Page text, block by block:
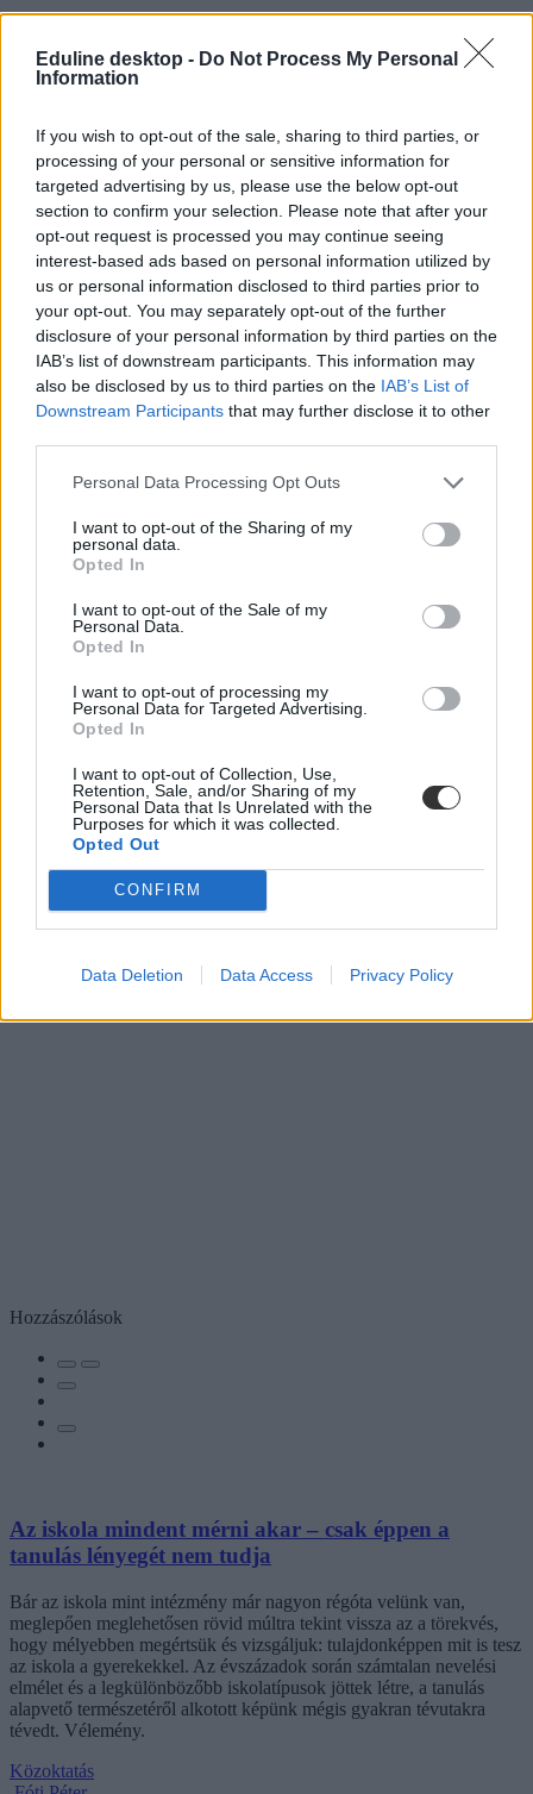
Eduline desktop - Do Not Process My Personal
Information
If you wish to opt-out of the sale, sharing to third parties, or
processing of your personal or sensitive information for
targeted advertising by us, please use the below opt-out
section to confirm your selection. Please note that after your
opt-out request is processed you may continue seeing
interest-based ads based on personal information utilized by
us or personal information disclosed to third parties prior to
your opt-out. You may separately opt-out of the further
disclosure of your personal information by third parties on the
IAB’s list of downstream participants. This information may
also be disclosed by us to third parties on the IAB’s List of
Downstream Participants that may further disclose it to other
Personal Data Processing Opt Outs
I want to opt-out of the Sharing of my
personal data.
Opted In
I want to opt-out of the Sale of my
Personal Data.
Opted In
I want to opt-out of processing my
Personal Data for Targeted Advertising.
Opted In
I want to opt-out of Collection, Use,
Retention, Sale, and/or Sharing of my
Personal Data that Is Unrelated with the
Purposes for which it was collected.
Opted Out
CONFIRM
Data Deletion Data Access Privacy Policy
Károli Gáspár Református Egyetem
belföld
Ráday Kollégium
Ráday Kollégium tűzvész
Hozzászólások
Az iskola mindent mérni akar – csak éppen a
tanulás lényegét nem tudja
Bár az iskola mint intézmény már nagyon régóta velünk van,
meglepően meglehetősen rövid múltra tekint vissza az a törekvés,
hogy mélyebben megértsük és vizsgáljuk: tulajdonképpen mit is tesz
az iskola a gyerekekkel. Az évszázadok során számtalan nevelési
elmélet és a legkülönbözőbb iskolatípusok jöttek létre, a tanulás
alapvető természetéről alkotott képünk mégis gyakran tévutakra
tévedt. Vélemény.
Közoktatás